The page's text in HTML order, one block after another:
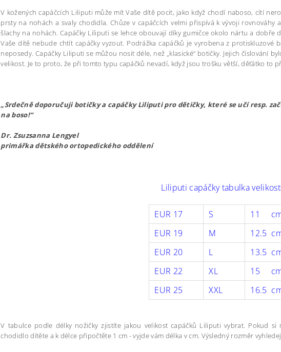
V kožených capáčcích Liliputi může mít Vaše dítě pocit, jako když chodí naboso, cítí
prsty na nohách a svaly chodidla. Chůze v capáčcích velmi přispívá k vývoji
šlachy na nohách. Capáčky Liliputi se lehce obouvají díky gumičce okolo nártu a dobře
Vaše dítě nebude chtít capáčky vyzout. Podrážka capáčků je vyrobena z protiskluzové
neposedy. Capáčky Liliputi se můžou nosit déle, než „klasické“ botičky. Jejich číslování
velikost. Je to proto, že při tomto typu capáčků nevadí, když jsou trošku větší, děťátko to
„Srdečně doporučuji botičky a capáčky Liliputi pro dětičky, které se učí resp.
na boso!“
Dr. Zsuzsanna Lengyel
primářka dětského ortopedického oddělení
Liliputi capáčky tabulka
EUR 17 S
11
EUR 19
M
12.5
EUR 20
L
13.5
EUR 22
XL
15
EUR 25
XXL 16.5
V tabulce podle délky nožičky zjistíte jakou velikost capáčků Liliputi vybrat. Pokud
chodidlo dítěte a k délce připočtěte 1 cm - vyjde vám délka v cm. Výsledný rozměr